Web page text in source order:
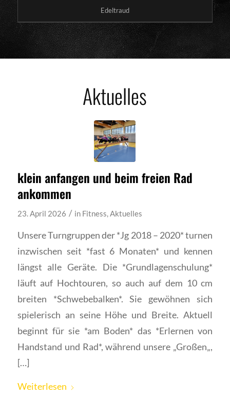
Edeltraud
Aktuelles
klein anfangen und beim freien Rad
ankommen
23. April 2026 / in Fitness,Aktuelles
Unsere Turngruppen der *Jg 2018 – 2020* turnen
inzwischen seit *fast 6 Monaten* und kennen
längst alle Geräte. Die *Grundlagenschulung*
läuft auf Hochtouren, so auch auf dem 10 cm
breiten *Schwebebalken*. Sie gewöhnen sich
spielerisch an seine Höhe und Breite. Aktuell
beginnt für sie *am Boden* das *Erlernen von
Handstand und Rad*, während unsere „Großen„,
[…]
Weiterlesen